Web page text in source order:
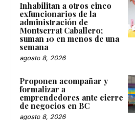
Inhabilitan a otros cinco
exfuncionarios de la
administración de
Montserrat Caballero;
suman 10 en menos de una
semana
agosto 8, 2026
Proponen acompañar y
formalizar a
emprendedores ante cierre
de negocios en BC
agosto 8, 2026